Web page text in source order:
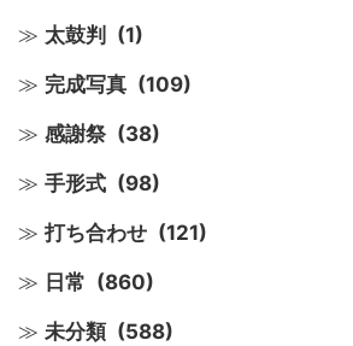
太鼓判 (1)
完成写真 (109)
感謝祭 (38)
手形式 (98)
打ち合わせ (121)
日常 (860)
未分類 (588)